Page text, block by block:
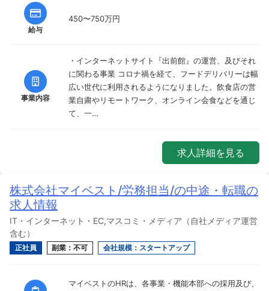
給与
450〜750万円
事業内容
・インターネットサイト『出前館』の運営、及びそれ
に関わる事業 コロナ禍を経て、フードデリバリーは幅
広い世代に利用されるようになりました。飲食店の営
業自粛やリモートワーク、オンライン会食などを通じ
て、一…
求人詳細を見る
株式会社マイベスト/労務担当/の中途・転職の
求人情報
IT・インターネット・EC,マスコミ・メディア（自社メディア運営
含む）
正社員 副業：不可 会社規模：スタートアップ
マイベストのHRは、各事業・機能本部への採用及び、